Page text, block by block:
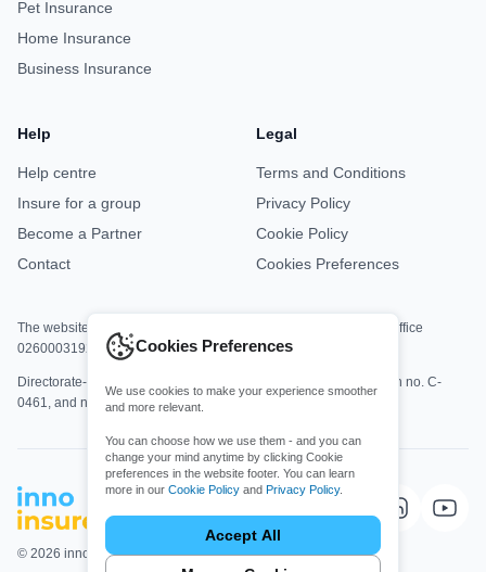
Pet Insurance
Home Insurance
Business Insurance
Help
Help centre
Insure for a group
Become a Partner
Contact
Legal
Terms and Conditions
Privacy Policy
Cookie Policy
Cookies Preferences
The website is jointly operated by Asisa Office M8813 and DKV Office
0260003192.
Directorate-General for Insurance and Pension Funds registration no. C-
0461, and no. C-0161.
© 2026 innoinsure. All rights Reserved.
Cookies Preferences
We use cookies to make your experience smoother
and more relevant.
You can choose how we use them - and you can
change your mind anytime by clicking Cookie
preferences in the website footer. You can learn
more in our Cookie Policy and Privacy Policy.
Essential cookiesAccept All